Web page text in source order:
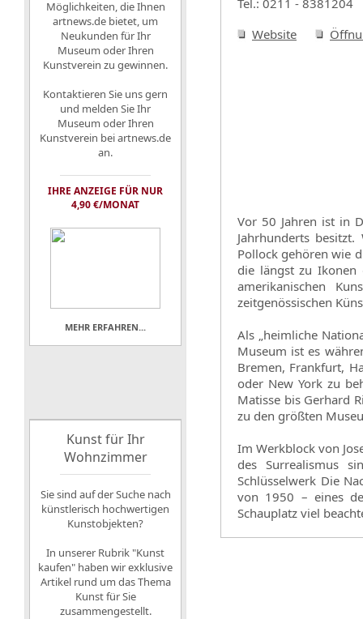
Tel.: 0211 - 8381204
Website
Vor 50 Jahren ist in
Jahrhunderts
Pollock gehören wie
die längst zu Ikonen
amerikanischen
zeitgenössischen
Als „heimliche
Museum ist es
Bremen, Frankfurt,
oder New York zu
Matisse bis Gerhard
zu den größten
Im Werkblock von
des Surrealismus
Schlüsselwerk Die
von 1950 – eines
Schauplatz viel
Möglichkeiten, die Ihnen
artnews.de bietet, um
Neukunden für Ihr
Museum oder Ihren
Kunstverein zu gewinnen.
Kontaktieren Sie uns gern
und melden Sie Ihr
Museum oder Ihren
Kunstverein bei artnews.de
an.
IHRE ANZEIGE FÜR NUR
4,90 €/MONAT
MEHR ERFAHREN...
Kunst für Ihr
Wohnzimmer
Sie sind auf der Suche nach
künstlerisch hochwertigen
Kunstobjekten?
In unserer Rubrik "Kunst
kaufen" haben wir exklusive
Artikel rund um das Thema
Kunst für Sie
zusammengestellt.